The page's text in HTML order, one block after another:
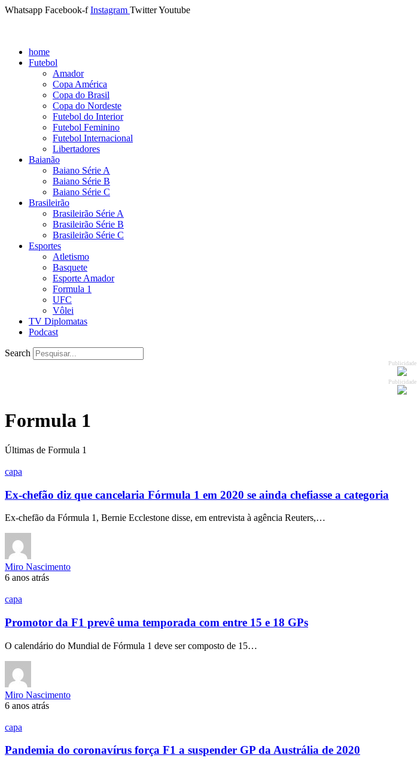
Whatsapp Facebook-f Instagram TwitterYoutube
home
Futebol
Amador
Copa América
Copa do Brasil
Copa do Nordeste
Futebol do Interior
Futebol Feminino
Futebol Internacional
Libertadores
Baianão
Baiano Série A
Baiano Série B
Baiano Série C
Brasileirão
Brasileirão Série A
Brasileirão Série B
Brasileirão Série C
Esportes
Atletismo
Basquete
Esporte Amador
Formula 1
UFC
Vôlei
TV Diplomatas
Podcast
Search
Publicidade
Publicidade
Formula 1
Últimas de Formula 1
capa
Ex-chefão diz que cancelaria Fórmula 1 em 2020 se ainda chefiasse a categoria
Ex-chefão da Fórmula 1, Bernie Ecclestone disse, em entrevista à agência Reuters,…
Miro Nascimento
6 anos atrás
capa
Promotor da F1 prevê uma temporada com entre 15 e 18 GPs
O calendário do Mundial de Fórmula 1 deve ser composto de 15…
Miro Nascimento
6 anos atrás
capa
Pandemia do coronavírus força F1 a suspender GP da Austrália de 2020